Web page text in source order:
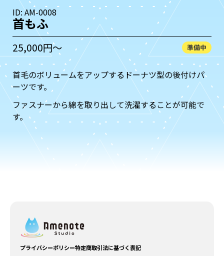
ID: AM-0008
首もふ
準備中
25,000円〜
首毛のボリュームをアップするドーナツ型の後付けパ
ーツです。
ファスナーから綿を取り出して洗濯することが可能で
す。
プライバシーポリシー特定商取引法に基づく表記